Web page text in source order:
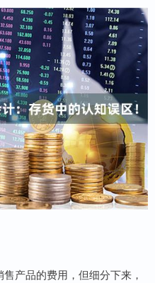
产品的费用，但细分下来，